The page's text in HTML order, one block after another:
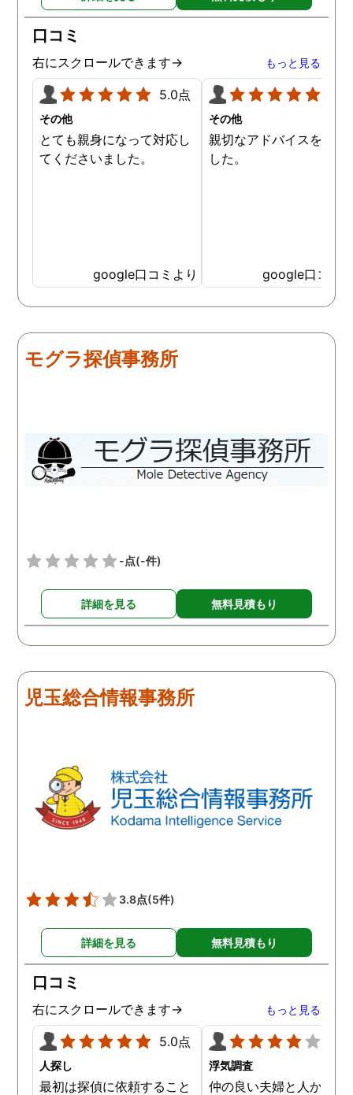
口コミ
右にスクロールできます→ もっと見る
5.0点
その他
とても親身になって対応し
てくださいました。
google口コミより
その他
親切なアドバイスを頂き
した。
google口コミ
モグラ探偵事務所
-点(-件)
詳細を見る 無料見積もり
児玉総合情報事務所
3.8点(5件)
詳細を見る 無料見積もり
口コミ
右にスクロールできます→ もっと見る
5.0点
人探し
最初は探偵に依頼すること
浮気調査
仲の良い夫婦と人から言